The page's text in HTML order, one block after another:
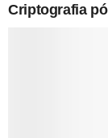
Criptografia